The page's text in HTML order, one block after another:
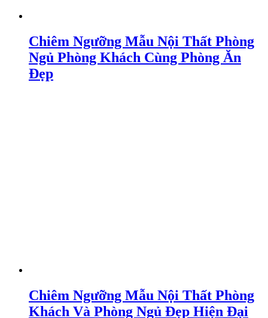
Chiêm Ngưỡng Mẫu Nội Thất Phòng
Ngủ Phòng Khách Cùng Phòng Ăn
Đẹp
Chiêm Ngưỡng Mẫu Nội Thất Phòng
Khách Và Phòng Ngủ Đẹp Hiện Đại